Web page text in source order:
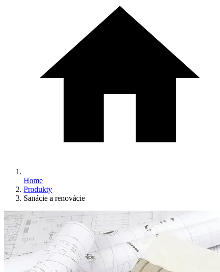
Home
Produkty
Sanácie a renovácie